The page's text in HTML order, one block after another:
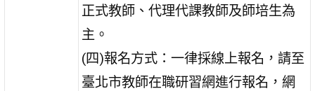
正式教師、代理代課教師及師培生為
主。
(四)報名方式：一律採線上報名，請至
臺北市教師在職研習網進行報名，網